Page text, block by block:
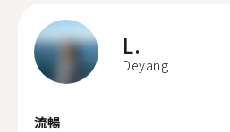
L.
Deyang
流暢